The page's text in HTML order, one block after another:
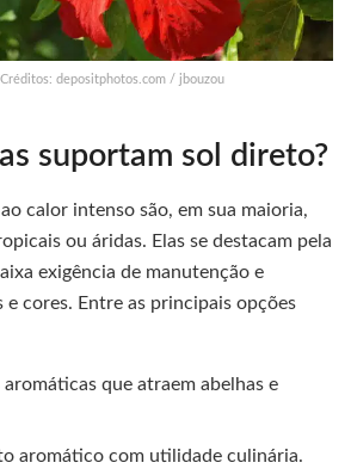
depositphotos.com / jbouzou
suportam sol direto?
calor intenso são, em sua maioria,
ou áridas. Elas se destacam pela
exigência de manutenção e
e cores. Entre as principais opções
aromáticas que atraem abelhas e
aromático com utilidade culinária.